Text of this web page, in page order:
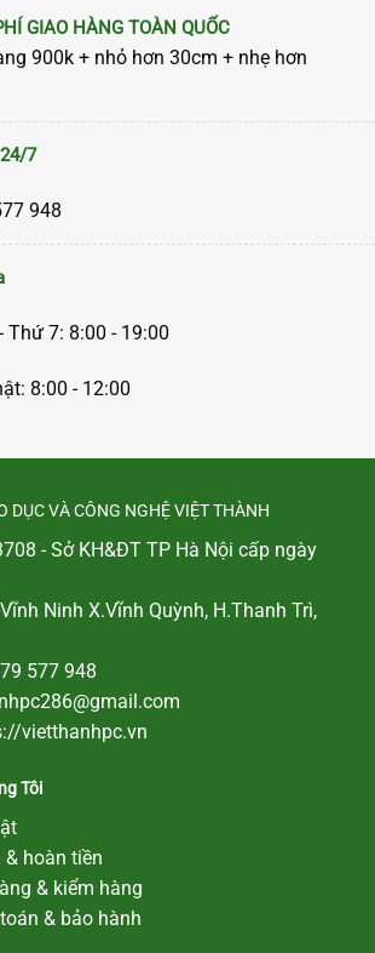
GIAO HÀNG TOÀN QUỐC
900k + nhỏ hơn 30cm + nhẹ hơn
7
948
Thứ 7: 8:00 - 19:00
8:00 - 12:00
DỤC VÀ CÔNG NGHỆ VIỆT THÀNH
- Sở KH&ĐT TP Hà Nội cấp ngày
Ninh X.Vĩnh Quỳnh, H.Thanh Trì,
577 948
vietthanhpc.vn
Tôi
hoàn tiền
& kiểm hàng
& bảo hành